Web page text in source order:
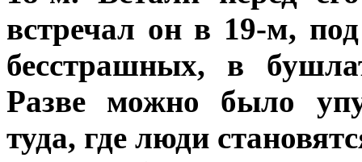
встречал он в 19-м,
бесстрашных, в
Разве можно было
туда, где люди